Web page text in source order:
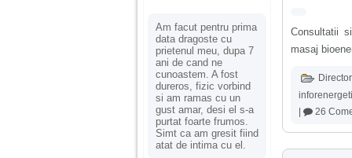
Am facut pentru prima
data dragoste cu
prietenul meu, dupa 7
ani de cand ne
cunoastem. A fost
dureros, fizic vorbind
si am ramas cu un
gust amar, desi el s-a
purtat foarte frumos.
Simt ca am gresit fiind
atat de intima cu el.
Consultatii
masaj
26